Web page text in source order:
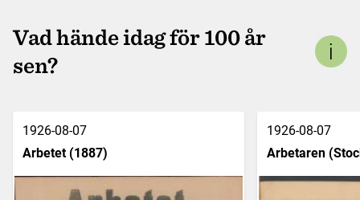
Vad hände idag för 100 år
sen?
1926-08-07
Arbetet (1887)
1926-08-07
Arbetaren